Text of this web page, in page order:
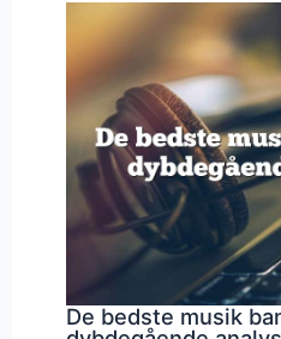
De bedste musik